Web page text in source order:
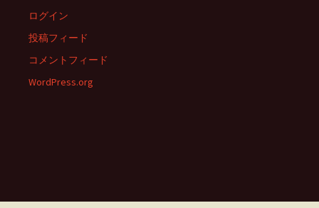
ログイン
投稿フィード
コメントフィード
WordPress.org